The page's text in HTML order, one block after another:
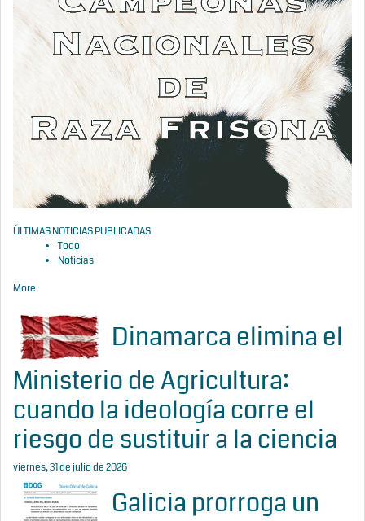
ÚLTIMAS NOTICIAS PUBLICADAS
Todo
Noticias
More
Dinamarca elimina el
Ministerio de Agricultura:
cuando la ideología corre el
riesgo de sustituir a la ciencia
viernes, 31 de julio de 2026
Galicia prorroga un